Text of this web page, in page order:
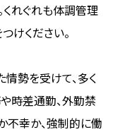
くれぐれも体調管理
けください。
情勢を受けて、多く
時差通勤、外勤禁
不幸か、強制的に働